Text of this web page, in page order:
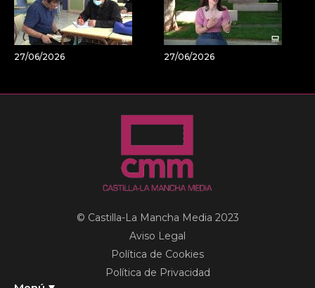
27/06/2026 27/06/2026
© Castilla-La Mancha Media 2023
Aviso Legal
Política de Cookies
Política de Privacidad